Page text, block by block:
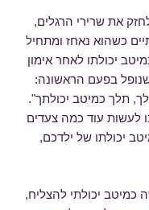
את שרירי הרגלים,
כשהוא נאחז ומתחיל
יכולתו לאחר אימון
בפעם הראשונה:
תלך כמיטב יכולתך".
לעשות עוד כמה צעדים
יכולתו של ילדכם,
כמיטב יכולתי להצליח,